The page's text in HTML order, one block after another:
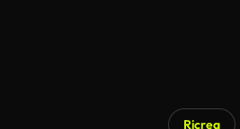
Ricrea